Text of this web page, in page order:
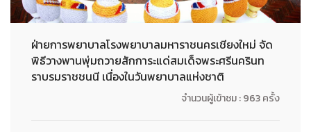
ฝ่ายการพยาบาลโรงพยาบาลมหาราชนครเชียงใหม่ จัด
พิธีวางพานพุ่มถวายสักการะแด่สมเด็จพระศรีนครินท
ราบรมราชชนนี เนื่องในวันพยาบาลแห่งชาติ
จำนวนผู้เข้าชม : 963 ครั้ง